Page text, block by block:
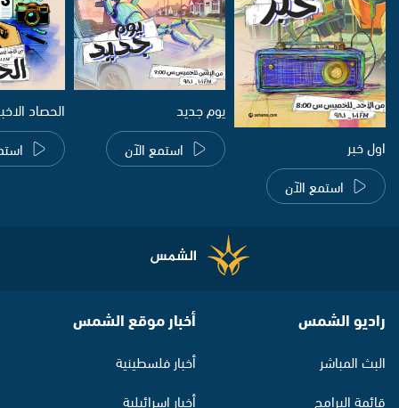
اول خبر
استمع الآن
يوم جديد
استمع الآن
الحصاد
راديو الشمس
البث المباشر
قائمة البرامج
أخبار موقع الشمس
أخبار فلسطينية
أخبار اسرائيلية